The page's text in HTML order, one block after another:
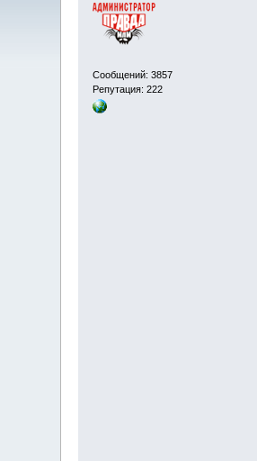
Сообщений: 3857
Репутация: 222